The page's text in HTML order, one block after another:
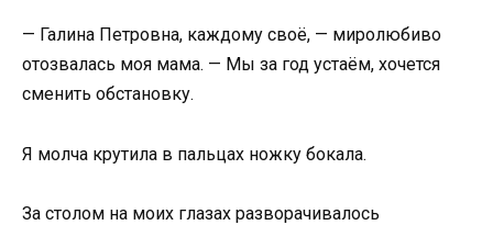
— Галина Петровна, каждому своё, — миролюбиво
отозвалась моя мама. — Мы за год устаём, хочется
сменить обстановку.
Я молча крутила в пальцах ножку бокала.
За столом на моих глазах разворачивалось